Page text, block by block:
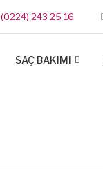
(0224) 243 25 16
SAÇ BAKIMI